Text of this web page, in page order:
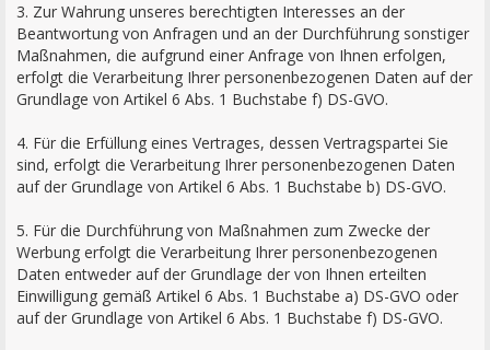
3. Zur Wahrung unseres berechtigten Interesses an der
Beantwortung von Anfragen und an der Durchführung sonstiger
Maßnahmen, die aufgrund einer Anfrage von Ihnen erfolgen,
erfolgt die Verarbeitung Ihrer personenbezogenen Daten auf der
Grundlage von Artikel 6 Abs. 1 Buchstabe f) DS-GVO.
4. Für die Erfüllung eines Vertrages, dessen Vertragspartei Sie
sind, erfolgt die Verarbeitung Ihrer personenbezogenen Daten
auf der Grundlage von Artikel 6 Abs. 1 Buchstabe b) DS-GVO.
5. Für die Durchführung von Maßnahmen zum Zwecke der
Werbung erfolgt die Verarbeitung Ihrer personenbezogenen
Daten entweder auf der Grundlage der von Ihnen erteilten
Einwilligung gemäß Artikel 6 Abs. 1 Buchstabe a) DS-GVO oder
auf der Grundlage von Artikel 6 Abs. 1 Buchstabe f) DS-GVO.